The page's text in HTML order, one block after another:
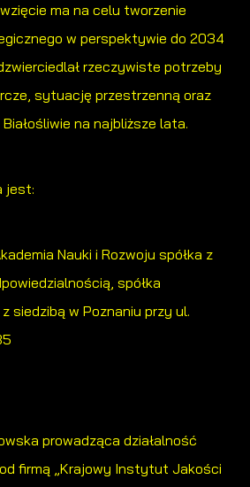
ma na celu tworzenie
w perspektywie do 2034
rzeczywiste potrzeby
sytuację przestrzenną oraz
na najbliższe lata.
jest:
Nauki i Rozwoju spółka z
spółka
siedzibą w Poznaniu przy ul.
prowadząca działalność
firmą „Krajowy Instytut Jakości
witryny internetowej, miejsca oraz
są nasze serwisy www.
ocenę naszych serwisów
Wyrażenie zgody na analityczne pliki
cookies prezentujemy Ci
i aktualności na stronach naszych
służą do prezentowania Ci naszych
mogą pojawić się na
lub firm będących naszymi
dostawców usług. Firmy te działają w
prezentujących nasze treści w